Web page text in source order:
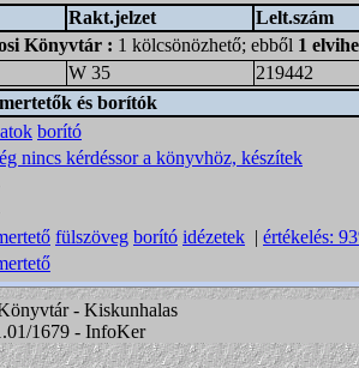
Rakt.jelzet
Lelt.szám
Könyvtár : 1 kölcsönözhető; ebből 1
W 35
219442
és borítók
borító
nincs kérdéssor a könyvhöz, készítek
fülszöveg borító idézetek | értékelés:
- Kiskunhalas
1679 - InfoKer